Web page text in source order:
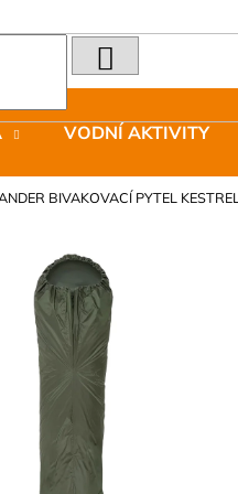
VODNÍ AKTIVITY
BIVAKOVACÍ PYTEL
najít?
FUTURA 1500